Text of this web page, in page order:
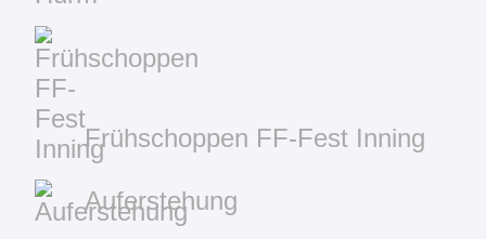
Frühschoppen FF-Fest Inning
Auferstehung